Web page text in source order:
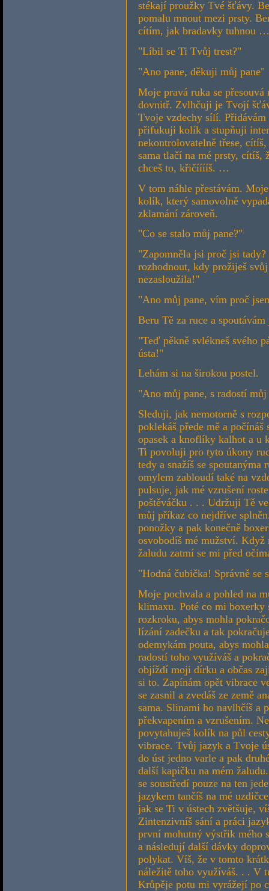
stékají proužky Tvé šťávy.
pomalu mnout mezi prsty.
cítím, jak bradavky tuhnou …
"Líbil se Ti Tvůj trest?"
"Ano pane, děkuji můj pane"
Moje pravá ruka se
dovnitř. Zvlhčuji je Tvojí
Tvoje vzdechy sílí.
přifukuji kolík a stupňuji
nekontrolovatelně třese,
sama tlačí na mé prsty, cítíš,
chceš to, křičííííš. …
V tom náhle přestávám.
kolík, který samovolně
zklamání zároveň.
"Co se stalo můj pane?"
"Zapomněla jsi proč jsi
rozhodnout, kdy prožiješ
nezasloužila!"
"Ano můj pane, vím proč
Beru Tě za ruce a
"Teď pěkně svlékneš svého
ústa!"
Lehám si na širokou postel.
"Ano můj pane, s radostí můj
Sleduji, jak nemotorně s
poklekáš přede mě a počínáš
opasek a knoflíky kalhot a u
Ti povoluji pro tyto úkony
tedy a snažíš se
omylem zabloudí také na
pulsuje, jak mé vzrušení
poštěváčku . . . Udržuji Tě
můj příkaz co nejdříve
ponožky a pak konečně
osvobodíš mé mužství. Když
žaludu zatmí se mi před
"Hodná čubička! Správně se
Moje pochvala a pohled na
klimaxu. Poté co mi boxerky
rozkroku, abys mohla
lízání zadečku a tak
odemykám pouta, abys
radostí toho využíváš a
objíždí moji dírku a občas
si to. Zapínám opět vibrace
se zasnil a zvedáš ze země
sama. Slinami ho navlhčíš a
překvapením a vzrušením.
povytahuješ kolík na půl
vibrace. Tvůj jazyk a Tvoje
do úst jedno varle a pak
další kapičku na mém
se soustředí pouze na ten
jazykem tančíš na mé
jak se Ti v ústech zvětšuje,
Zintenzivníš sání a práci
první mohutný výstřik mého
a následují další dávky
polykat. Víš, že v tomto
náležitě toho využíváš. . . V
Krůpěje potu mi vyrážejí po